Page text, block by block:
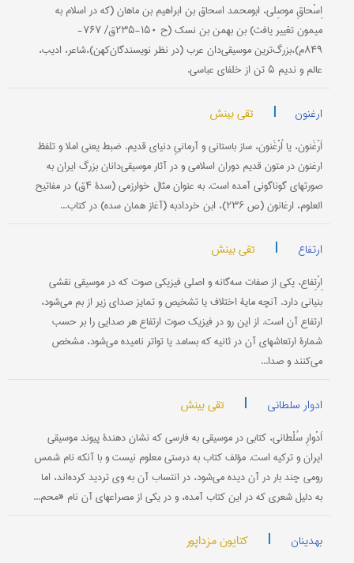
اِسْحاقِ موصِلی‌، ابومحمد اسحاق‌ بن‌ ابراهیم‌ بن‌ ماهان‌ (كه‌ در اسلام‌ به‌
میمون‌ تغییر یافت‌) بن‌ بهمن‌ بن‌ نسك‌ (ح‌ ۱۵۰-۲۳۵ق‌/ ۷۶۷-
۸۴۹م‌)،بزرگ‌ترین‌ موسیقی‌دان‌ عرب‌ (در نظر نویسندگان‌كهن‌)،شاعر، ادیب‌،
عالم‌ و ندیم‌ ۵ تن‌ از خلفای‌ عباسی‌.
ارغنون | تقی بینش
اَرْغَنون‌، یا اُرْغَنون‌، ساز باستانی‌ و آرمانیِ دنیای‌ قدیم‌. ضبط یعنی‌ املا و تلفظ
ارغنون‌ در متون‌ قدیم‌ دوران‌ اسلامی‌ و در آثار موسیقی‌دانان‌ بزرگ‌ ایران‌ به‌
صورتهای‌ گوناگونی‌ آمده‌ است‌. به‌ عنوان‌ مثال‌ خوارزمی‌ (سدۀ ۴ق‌) در مفاتیح‌
العلوم‌، ارغانون‌ (ص‌ ۲۳۶)، ابن‌ خردادبه‌ (آغاز همان‌ سده‌) در كتاب...
ارتفاع | تقی بینش
اِرْتِفاع‌، یكی‌ از صفات‌ سه‌گانه‌ و اصلی‌ فیزیكی‌ صوت‌ كه‌ در موسیقی‌ نقشی‌
بنیانی‌ دارد. آنچه‌ مایۀ اختلاف‌ یا تشخیص‌ و تمایز صدای‌ زیر از بم‌ می‌شود،
ارتفاع‌ آن‌ است‌. از این‌ رو در فیزیك صوت‌ ارتفاع‌ هر صدایی‌ را بر حسب‌
شمارۀ ارتعاشهای‌ آن‌ در ثانیه‌ كه‌ بسامد یا تواتر نامیده‌ می‌شود، مشخص‌
می‌كنند و صدا...
ادوار سلطانی | تقی بینش
اَدْوارِ سُلْطانی‌، كتابی‌ در موسیقی‌ به‌ فارسی‌ كه‌ نشان‌ دهندۀ پیوند موسیقی‌
ایران و تركیه‌ است‌. مؤلف‌ كتاب‌ به‌ درستی‌ معلوم‌ نیست‌ و با آنكه‌ نام‌ شمس
رومی‌ چند بار در آن‌ دیده‌ می‌شود، در انتساب‌ آن‌ به‌ وی‌ تردید كرده‌اند، اما
به‌ دلیل‌ شعری‌ كه‌ در این كتاب‌ آمده‌، و در یكی‌ از مصراعهای‌ آن‌ نام‌ «محم...
بهدینان | کتایون مزداپور